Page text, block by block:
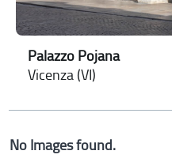
Palazzo Pojana
Vicenza (VI)
No Images found.